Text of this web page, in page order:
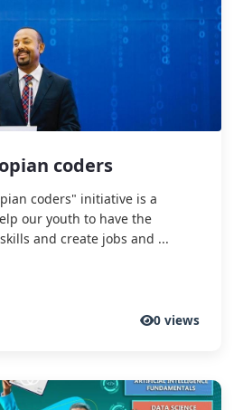
coders
coders" initiative is a
our youth to have the
and create jobs and ...
0 views